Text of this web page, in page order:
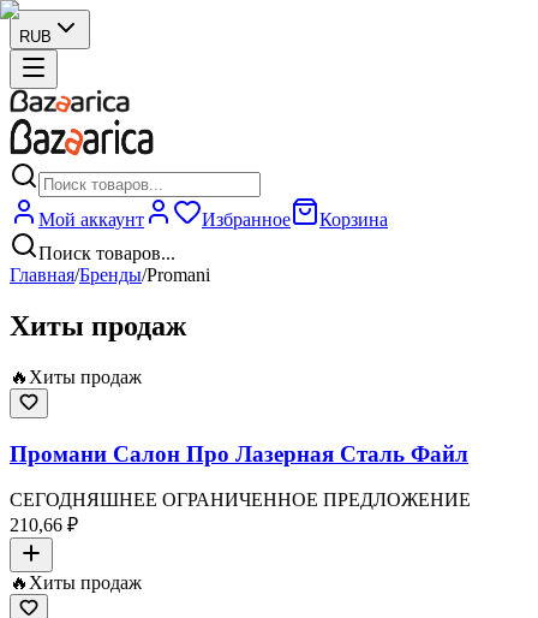
RUB
Мой аккаунт Избранное
Корзина
Поиск товаров...
Главная/Бренды/Promani
Хиты продаж
🔥 Хиты продаж
Промани Салон Про Лазерная Сталь Файл
СЕГОДНЯШНЕЕ ОГРАНИЧЕННОЕ ПРЕДЛОЖЕНИЕ
210,66 ₽
🔥 Хиты продаж